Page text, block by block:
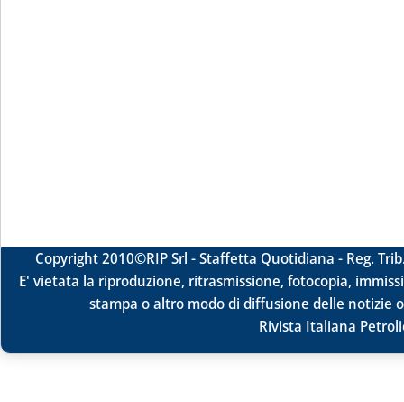
Copyright 2010©RIP Srl -Staffetta Quotidiana - Reg.
E' vietata la riproduzione, ritrasmissione, fotocopia,
stampa o altro modo di diffusione delle notizie
Rivista Italiana